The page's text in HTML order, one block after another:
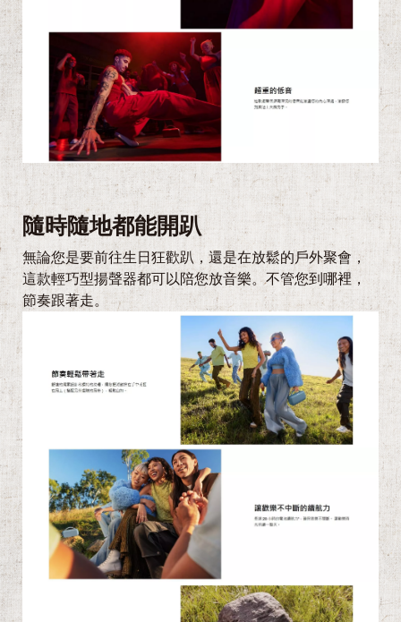
隨時隨地都能開趴
無論您是要前往生日狂歡趴，還是在放鬆的戶外聚會，
這款輕巧型揚聲器都可以陪您放音樂。不管您到哪裡，
節奏跟著走。